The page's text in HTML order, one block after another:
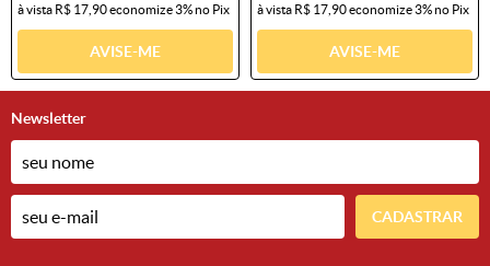
à vista R$ 17,90economize3%no Pix
AVISE-ME
à vista R$ 17,90economize3%no Pix
AVISE-ME
Newsletter
CADASTRAR